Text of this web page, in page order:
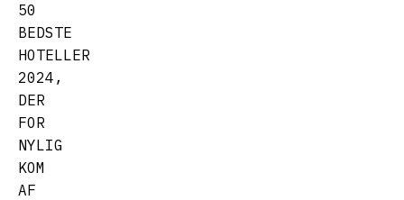
50
BEDSTE
HOTELLER
2024,
DER
FOR
NYLIG
KOM
AF